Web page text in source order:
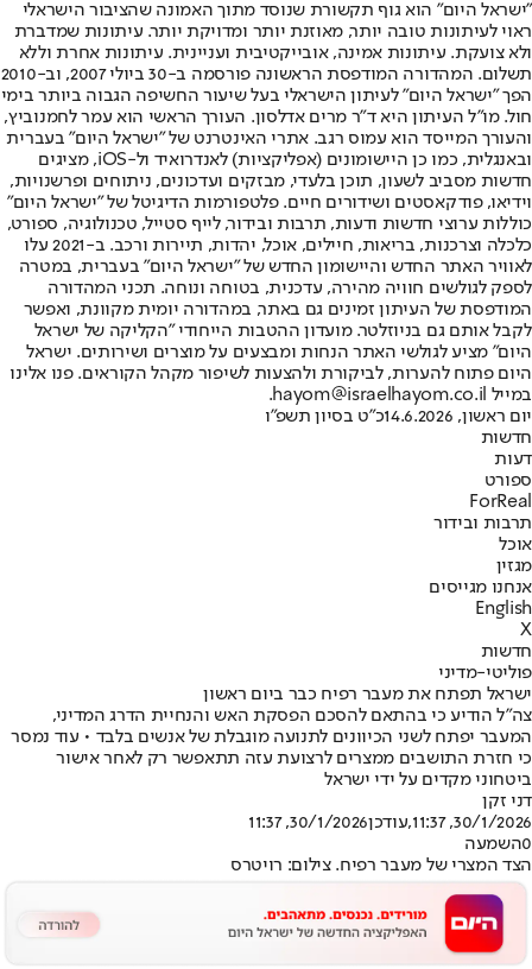
"ישראל היום" הוא גוף תקשורת שנוסד מתוך האמונה שהציבור הישראלי
ראוי לעיתונות טובה יותר, מאוזנת יותר ומדויקת יותר. עיתונות שמדברת
ולא צועקת. עיתונות אמינה, אובייקטיבית ועניינית. עיתונות אחרת וללא
תשלום. המהדורה המודפסת הראשונה פורסמה ב-30 ביולי 2007, וב-2010
הפך "ישראל היום" לעיתון הישראלי בעל שיעור החשיפה הגבוה ביותר בימי
חול. מו"ל העיתון היא ד"ר מרים אדלסון. העורך הראשי הוא עמר לחמנוביץ,
והעורך המייסד הוא עמוס רגב. אתרי האינטרנט של "ישראל היום" בעברית
ובאנגלית, כמו כן היישומונים (אפליקציות) לאנדרואיד ול-iOS, מציגים
חדשות מסביב לשעון, תוכן בלעדי, מבזקים ועדכונים, ניתוחים ופרשנויות,
וידיאו, פודקאסטים ושידורים חיים. פלטפורמות הדיגיטל של "ישראל היום"
כוללות ערוצי חדשות ודעות, תרבות ובידור, לייף סטייל, טכנולוגיה, ספורט,
כלכלה וצרכנות, בריאות, חיילים, אוכל, יהדות, תיירות ורכב. ב-2021 עלו
לאוויר האתר החדש והיישומון החדש של "ישראל היום" בעברית, במטרה
לספק לגולשים חוויה מהירה, עדכנית, בטוחה ונוחה. תכני המהדורה
המודפסת של העיתון זמינים גם באתר, במהדורה יומית מקוונת, ואפשר
לקבל אותם גם בניוזלטר. מועדון ההטבות הייחודי "הקליקה של ישראל
היום" מציע לגולשי האתר הנחות ומבצעים על מוצרים ושירותים. ישראל
היום פתוח להערות, לביקורת ולהצעות לשיפור מקהל הקוראים. פנו אלינו
במייל hayom@israelhayom.co.il.
יום ראשון, 14.6.2026
כ"ט בסיון תשפ"ו
חדשות
דעות
ספורט
ForReal
תרבות ובידור
אוכל
מגזין
אנחנו מגייסים
English
X
חדשות
פוליטי-מדיני
ישראל תפתח את מעבר רפיח כבר ביום ראשון
צה"ל הודיע כי בהתאם להסכם הפסקת האש והנחיית הדרג המדיני,
המעבר יפתח לשני הכיוונים לתנועה מוגבלת של אנשים בלבד • עוד נמסר
כי חזרת התושבים ממצרים לרצועת עזה תתאפשר רק לאחר אישור
ביטחוני מקדים על ידי ישראל
דני זקן
30/1/2026, 11:37
,עודכן30/1/2026, 11:37
0השמעה
הצד המצרי של מעבר רפיח. צילום: רויטרס